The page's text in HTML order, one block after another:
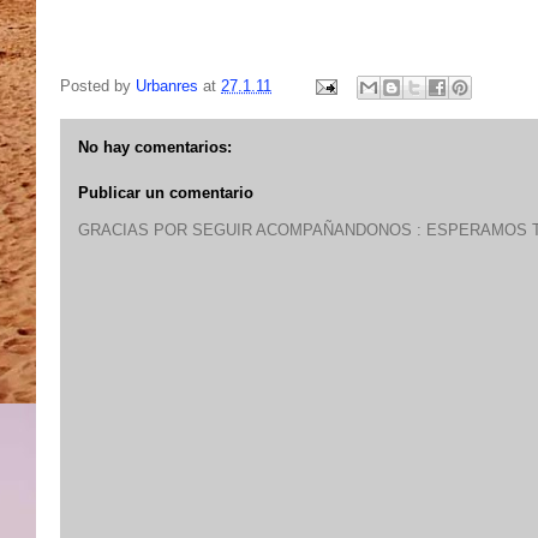
Posted by Urbanres at 27.1.11
No hay comentarios:
Publicar un comentario
GRACIAS POR SEGUIR ACOMPAÑANDONOS : ESPERAMOS